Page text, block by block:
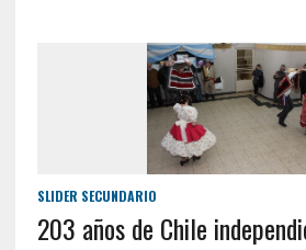
SLIDER SECUNDARIO
203 años de Chile